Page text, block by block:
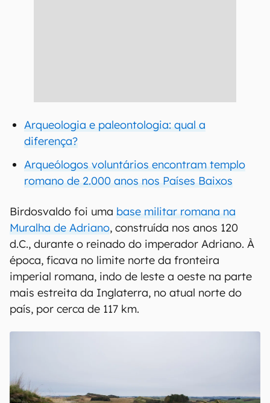
Arqueologia e paleontologia: qual a
diferença?
Arqueólogos voluntários encontram templo
romano de 2.000 anos nos Países Baixos
Birdosvaldo foi uma base militar romana na
Muralha de Adriano, construída nos anos 120
d.C., durante o reinado do imperador Adriano. À
época, ficava no limite norte da fronteira
imperial romana, indo de leste a oeste na parte
mais estreita da Inglaterra, no atual norte do
país, por cerca de 117 km.